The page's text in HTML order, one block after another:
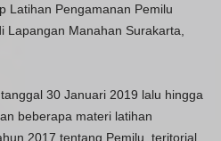
Latihan Pengamanan Pemilu
Lapangan Manahan Surakarta,
30 Januari 2019 lalu hingga
beberapa materi latihan
2017 tentang Pemilu, teritorial,